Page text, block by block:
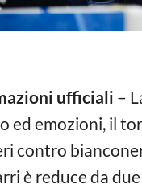
ufficiali –
ed emozioni, il
contro
è reduce da